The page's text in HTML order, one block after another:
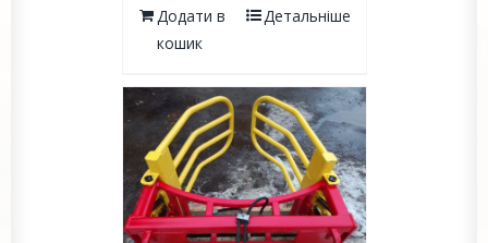
Додати в
кошик
Детальніше